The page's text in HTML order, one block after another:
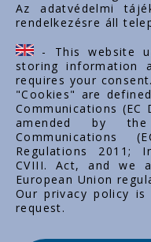
Despre noi
Documente
Contact
Carieră
Az adatvédelmi
rendelkezésre áll
- This website
storing information
requires your consent.
"Cookies" are
Communications (EC
amended by
Communications
Regulations 2011;
CVIII. Act, and we
European Union
Our privacy policy
request.